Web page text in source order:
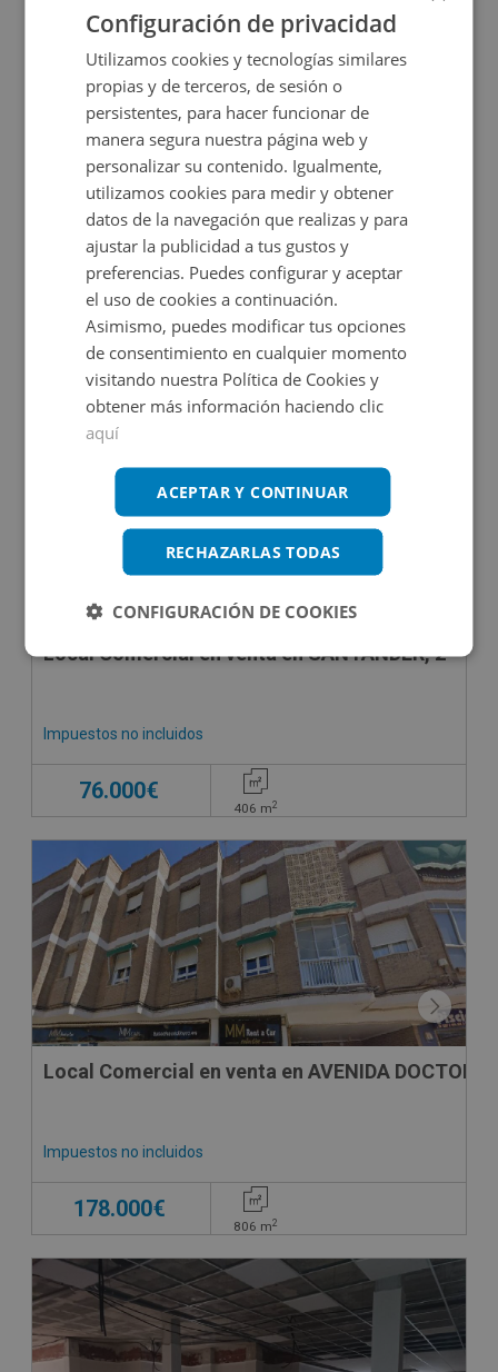
Edificio Atalaya Centro Fase I Sn, 30589 Murcia -
Impuestos no incluidos
1 inmuebles disponibles
Desde 59.000€
+ 198m 2
CESIÓN DE REMATE
Local Comercial en venta en SANTANDER, 2
Impuestos no incluidos
76.000€
406 m2
CESIÓN DE REMATE
Local Comercial en venta en AVENIDA DOCTOR
Impuestos no incluidos
178.000€
806 m2
Configuración de privacidad
Utilizamos cookies y tecnologías similares
propias y de terceros, de sesión o
persistentes, para hacer funcionar de
manera segura nuestra página web y
personalizar su contenido. Igualmente,
utilizamos cookies para medir y obtener
datos de la navegación que realizas y para
ajustar la publicidad a tus gustos y
preferencias. Puedes configurar y aceptar
el uso de cookies a continuación.
Asimismo, puedes modificar tus opciones
de consentimiento en cualquier momento
visitando nuestra Política de Cookies y
obtener más información haciendo clic
aquí
ACEPTAR Y CONTINUAR
RECHAZARLAS TODAS
CONFIGURACIÓN DE COOKIES